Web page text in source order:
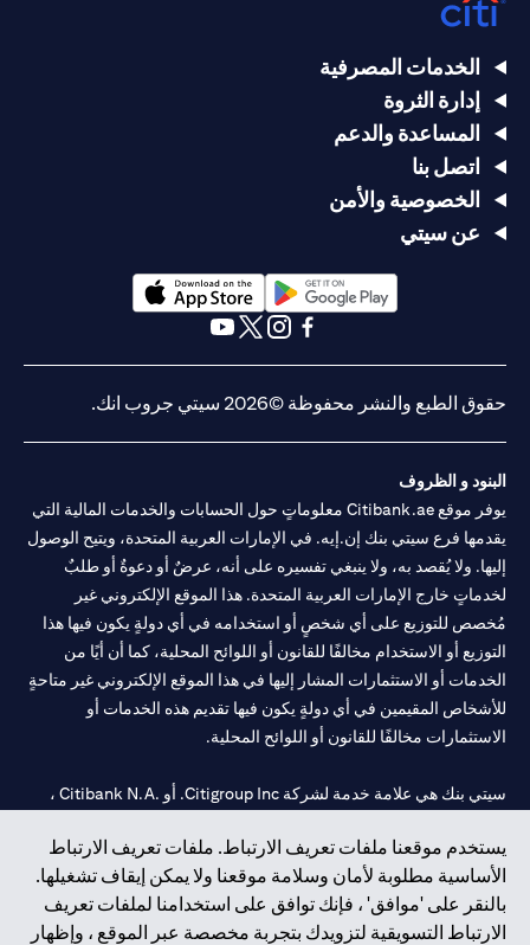
يستخدم موقعنا ملفات تعريف الارتباط. ملفات تعريف الارتباط
الأساسية مطلوبة لأمان وسلامة موقعنا ولا يمكن إيقاف تشغيلها.
بالنقر على 'موافق' ، فإنك توافق على استخدامنا لملفات تعريف
الارتباط التسويقية لتزويدك بتجربة مخصصة عبر الموقع ، وإظهار
الخدمات المصرفية
إدارة الثروة
المساعدة والدعم
اتصل بنا
الخصوصية والأمن
عن سيتي
(opens in a new tab)
حقوق الطبع والنشر محفوظة ©2026 سيتي جروب انك.
البنود و الظروف
يوفر موقع Citibank.ae معلوماتٍ حول الحسابات والخدمات المالية التي
يقدمها فرع سيتي بنك إن.إيه. في الإمارات العربية المتحدة، ويتيح الوصول
إليها. ولا يُقصد به، ولا ينبغي تفسيره على أنه، عرضٌ أو دعوةٌ أو طلبٌ
لخدماتٍ خارج الإمارات العربية المتحدة. هذا الموقع الإلكتروني غير
مُخصص للتوزيع على أي شخصٍ أو استخدامه في أي دولةٍ يكون فيها هذا
التوزيع أو الاستخدام مخالفًا للقانون أو اللوائح المحلية، كما أن أيًا من
الخدمات أو الاستثمارات المشار إليها في هذا الموقع الإلكتروني غير متاحةٍ
للأشخاص المقيمين في أي دولةٍ يكون فيها تقديم هذه الخدمات أو
الاستثمارات مخالفًا للقانون أو اللوائح المحلية.
سيتي بنك هي علامة خدمة لشركة Citigroup Inc. أو .Citibank N.A ،
سيتي بنك إن. إيه. الإمارات مسجل لدى مصرف الإمارات المركزي تحت
أرقام التراخيص 202563 لفرع الوصل في دبي، 531989 لفرع مول
الإمارات في دبي، وCN-1002019لفرع أبوظبي. هاتف: 4000 311 04.